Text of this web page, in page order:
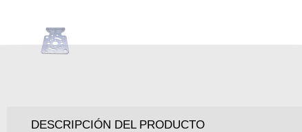
DESCRIPCIÓN DEL PRODUCTO